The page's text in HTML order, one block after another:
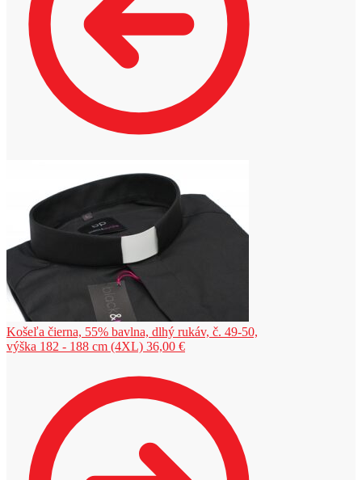
Košeľa čierna, 55% bavlna, dlhý rukáv, č. 49-50,
výška 182 - 188 cm (4XL) 36,00 €